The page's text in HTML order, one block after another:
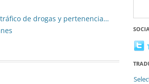
de drogas y pertenencia…